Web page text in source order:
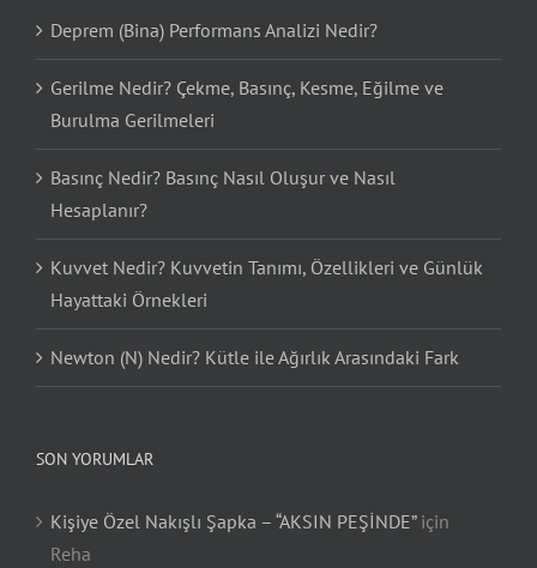
Deprem (Bina) Performans Analizi Nedir?
Gerilme Nedir? Çekme, Basınç, Kesme, Eğilme ve
Burulma Gerilmeleri
Basınç Nedir? Basınç Nasıl Oluşur ve Nasıl
Hesaplanır?
Kuvvet Nedir? Kuvvetin Tanımı, Özellikleri ve Günlük
Hayattaki Örnekleri
Newton (N) Nedir? Kütle ile Ağırlık Arasındaki Fark
SON YORUMLAR
Kişiye Özel Nakışlı Şapka – “AKSIN PEŞİNDE”için
Reha